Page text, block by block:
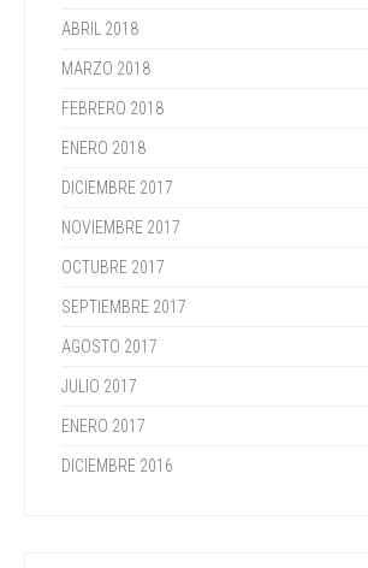
ABRIL 2018
MARZO 2018
FEBRERO 2018
ENERO 2018
DICIEMBRE 2017
NOVIEMBRE 2017
OCTUBRE 2017
SEPTIEMBRE 2017
AGOSTO 2017
JULIO 2017
ENERO 2017
DICIEMBRE 2016